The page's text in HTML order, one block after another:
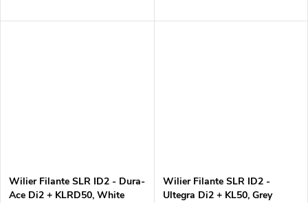
Wilier Filante SLR ID2 - Dura-
Ace Di2 + KLRD50, White
Wilier Filante SLR ID2 -
Ultegra Di2 + KL50, Grey